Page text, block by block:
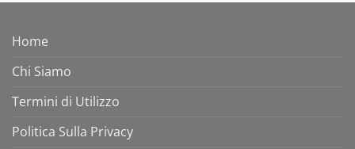
Home
Chi Siamo
Termini di Utilizzo
Politica Sulla Privacy